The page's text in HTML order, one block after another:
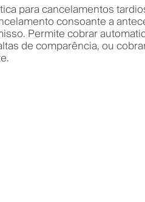
para cancelamentos
consoante a
Permite cobrar
de comparência, ou